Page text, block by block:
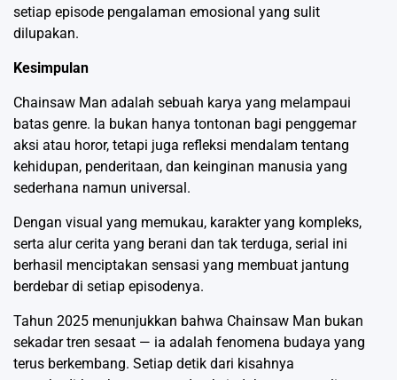
setiap episode pengalaman emosional yang sulit
dilupakan.
Kesimpulan
Chainsaw Man adalah sebuah karya yang melampaui
batas genre. Ia bukan hanya tontonan bagi penggemar
aksi atau horor, tetapi juga refleksi mendalam tentang
kehidupan, penderitaan, dan keinginan manusia yang
sederhana namun universal.
Dengan visual yang memukau, karakter yang kompleks,
serta alur cerita yang berani dan tak terduga, serial ini
berhasil menciptakan sensasi yang membuat jantung
berdebar di setiap episodenya.
Tahun 2025 menunjukkan bahwa Chainsaw Man bukan
sekadar tren sesaat — ia adalah fenomena budaya yang
terus berkembang. Setiap detik dari kisahnya